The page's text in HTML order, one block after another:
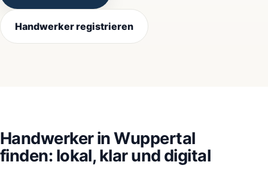
Handwerker registrieren
Handwerker in Wuppertal
finden: lokal, klar und digital